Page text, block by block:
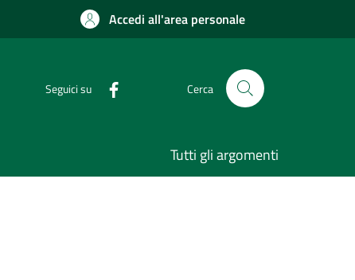
Accedi all'area personale
Seguici su Cerca
Tutti gli argomenti